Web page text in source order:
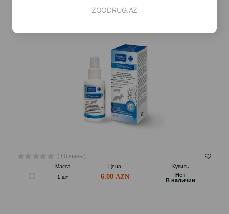
ZOODRUG.AZ
И КОШЕК 50 МЛ.
( Отзывы)
Масса Цена
Купить
1 шт
6.00
Hет
B наличии